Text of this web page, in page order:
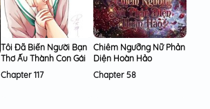
Tôi Đã Biến Người Bạn
Thơ Ấu Thành Con Gái
Chapter 117
Chiêm Ngưỡng Nữ Phản
Diện Hoàn Hảo
Chapter 58